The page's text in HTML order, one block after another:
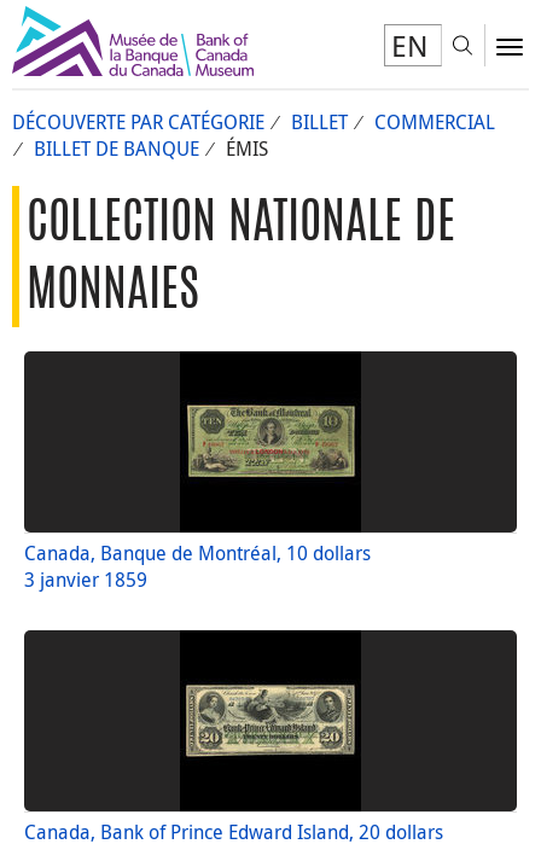
EN
DÉCOUVERTE PAR CATÉGORIE BILLET
COMMERCIAL
BILLET DE BANQUE
ÉMIS
COLLECTION NATIONALE DE
MONNAIES
Canada, Banque de Montréal, 10 dollars
3 janvier 1859
Canada, Bank of Prince Edward Island, 20 dollars